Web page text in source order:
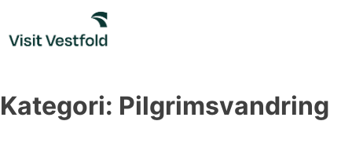
content
Kategori: Pilgrimsvandring